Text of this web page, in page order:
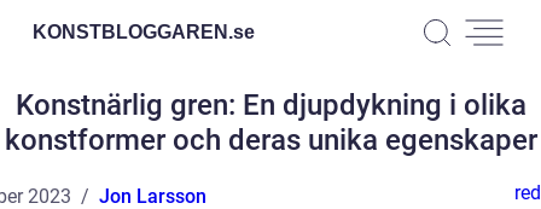
KONSTBLOGGAREN.se
Konstnärlig gren: En djupdykning i olika
konstformer och deras unika egenskaper
2023 Jon Larsson